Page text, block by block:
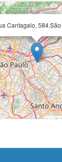
Cantagalo,
Leaflet